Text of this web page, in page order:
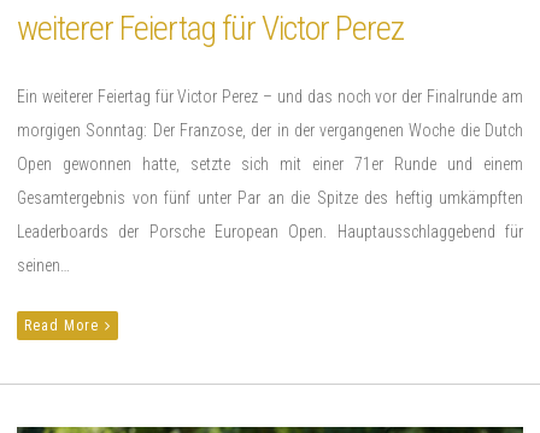
weiterer Feiertag für Victor Perez
Ein weiterer Feiertag für Victor Perez – und das noch vor der Finalrunde am
morgigen Sonntag: Der Franzose, der in der vergangenen Woche die Dutch
Open gewonnen hatte, setzte sich mit einer 71er Runde und einem
Gesamtergebnis von fünf unter Par an die Spitze des heftig umkämpften
Leaderboards der Porsche European Open. Hauptausschlaggebend für
seinen…
Read More